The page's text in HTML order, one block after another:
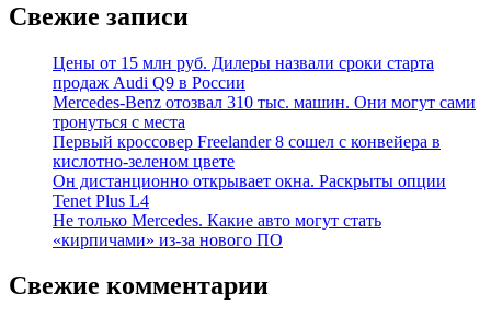
Свежие записи
Цены от 15 млн руб. Дилеры назвали сроки старта
продаж Audi Q9 в России
Mercedes-Benz отозвал 310 тыс. машин. Они могут сами
тронуться с места
Первый кроссовер Freelander 8 сошел с конвейера в
кислотно-зеленом цвете
Он дистанционно открывает окна. Раскрыты опции
Tenet Plus L4
Не только Mercedes. Какие авто могут стать
«кирпичами» из-за нового ПО
Свежие комментарии